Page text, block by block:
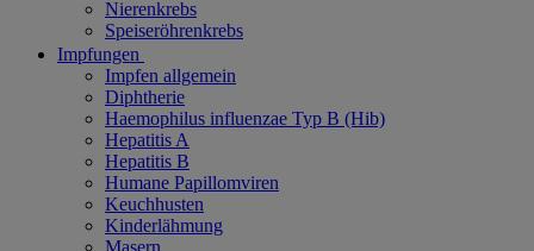
Nierenkrebs
Speiseröhrenkrebs
Impfungen
Impfen allgemein
Diphtherie
Haemophilus influenzae Typ B (Hib)
Hepatitis A
Hepatitis B
Humane Papillomviren
Keuchhusten
Kinderlähmung
Masern